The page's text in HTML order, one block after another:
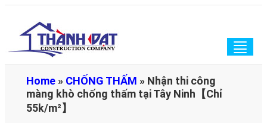
Home » CHỐNG THẤM » Nhận thi công
màng khò chống thấm tại Tây Ninh【Chỉ
55k/m²】